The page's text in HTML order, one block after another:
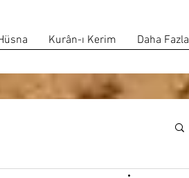
Kurân-ı Kerim Daha Fazla